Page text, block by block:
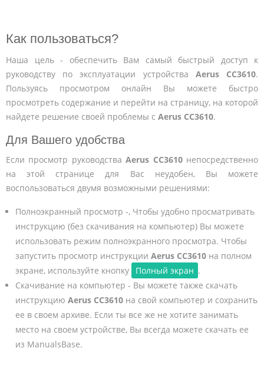
Как пользоваться?
Наша цель - обеспечить Вам самый быстрый доступ к
руководству по эксплуатации устройства Aerus CC3610.
Пользуясь просмотром онлайн Вы можете быстро
просмотреть содержание и перейти на страницу, на которой
найдете решение своей проблемы с Aerus CC3610.
Для Вашего удобства
Если просмотр руководстваAerus CC3610непосредственно
на этой странице для Вас неудобен, Вы можете
воспользоваться двумя возможными решениями:
Полноэкранный просмотр -, Чтобы удобно просматривать
инструкцию (без скачивания на компьютер) Вы можете
использовать режим полноэкранного просмотра. Чтобы
запустить просмотр инструкции Aerus CC3610на полном
экране, используйте кнопку
Полный экран .
Скачивание на компьютер - Вы можете также скачать
инструкцию Aerus CC3610на свой компьютер и сохранить
ее в своем архиве. Если ты все же не хотите занимать
место на своем устройстве, Вы всегда можете скачать ее
из ManualsBase.